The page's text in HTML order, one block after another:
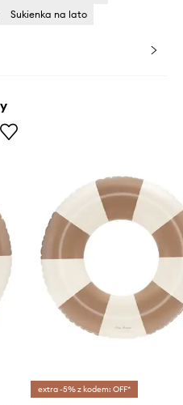
Sukienka na lato
extra -5% z kodem: OFF*